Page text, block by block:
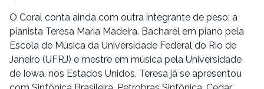
O Coral conta ainda com outra integrante de peso: a
pianista Teresa Maria Madeira. Bacharel em piano pela
Escola de Música da Universidade Federal do Rio de
Janeiro (UFRJ) e mestre em música pela Universidade
de Iowa, nos Estados Unidos, Teresa já se apresentou